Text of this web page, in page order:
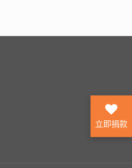
立即捐款